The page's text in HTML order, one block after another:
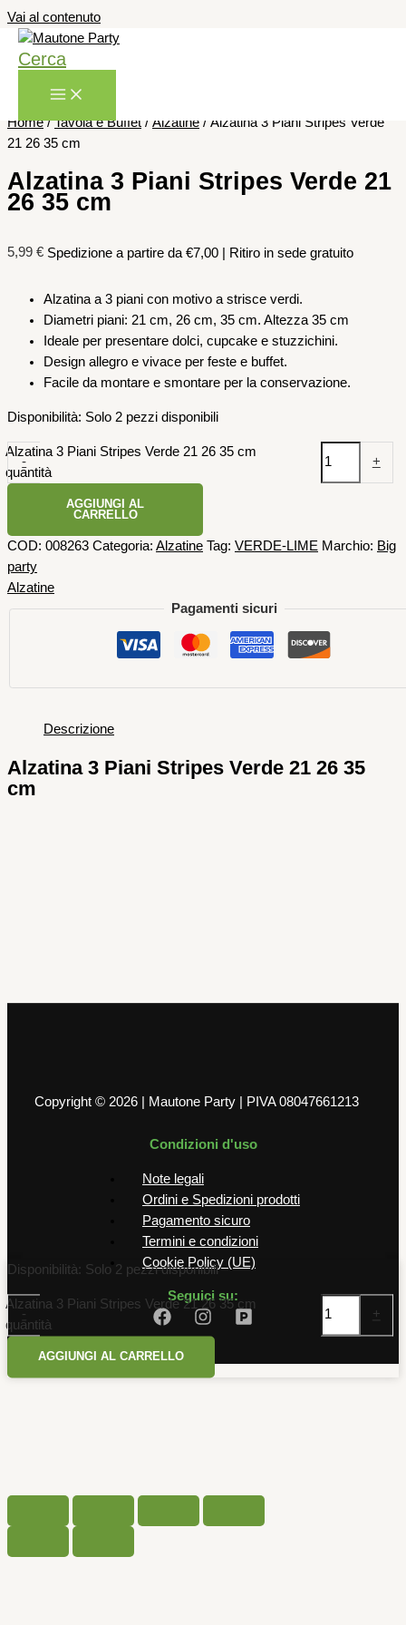
Vai al contenuto
Cerca
Home/Tavola e Buffet / Alzatine / Alzatina 3 Piani Stripes Verde
21 26 35 cm
Alzatina 3 Piani Stripes Verde 21
26 35 cm
5,99 € Spedizione a partire da €7,00 | Ritiro in sede gratuito
Alzatina a 3 piani con motivo a strisce verdi.
Diametri piani: 21 cm, 26 cm, 35 cm. Altezza 35 cm
Ideale per presentare dolci, cupcake e stuzzichini.
Design allegro e vivace per feste e buffet.
Facile da montare e smontare per la conservazione.
Disponibilità: Solo 2 pezzi disponibili
-
Alzatina 3 Piani Stripes Verde 21 26 35 cm
quantità
+
AGGIUNGI AL
CARRELLO
COD: 008263 Categoria: Alzatine Tag: VERDE-LIME Marchio: Big
party
Alzatine
Pagamenti sicuri
Descrizione
Alzatina 3 Piani Stripes Verde 21 26 35
cm
Copyright © 2026 | Mautone Party | PIVA 08047661213
Condizioni d'uso
Note legali
Ordini e Spedizioni prodotti
Pagamento sicuro
Termini e condizioni
Cookie Policy (UE)
Seguici su:
Disponibilità: Solo 2 pezzi disponibili
-
Alzatina 3 Piani Stripes Verde 21 26 35 cm
quantità
+
AGGIUNGI AL CARRELLO